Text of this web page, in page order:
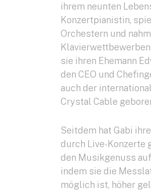
ihrem neunten
Konzertpianistin,
Orchestern und
sie ihren Ehemann
den CEO und
auch der
Crystal Cable
Seitdem hat Gabi
durch Live-Konzerte
den Musikgenuss
indem sie die
möglich ist, höher